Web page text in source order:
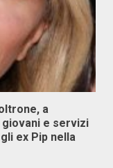
a
e servizi
ex Pip nella